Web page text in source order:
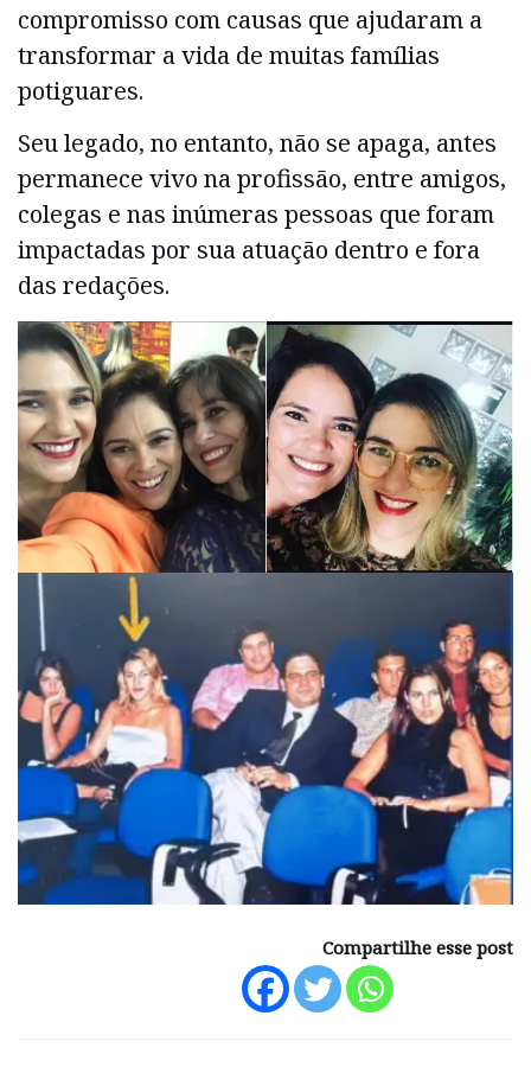
compromisso com causas que ajudaram a
transformar a vida de muitas famílias
potiguares.
Seu legado, no entanto, não se apaga, antes
permanece vivo na profissão, entre amigos,
colegas e nas inúmeras pessoas que foram
impactadas por sua atuação dentro e fora
das redações.
Compartilhe esse post